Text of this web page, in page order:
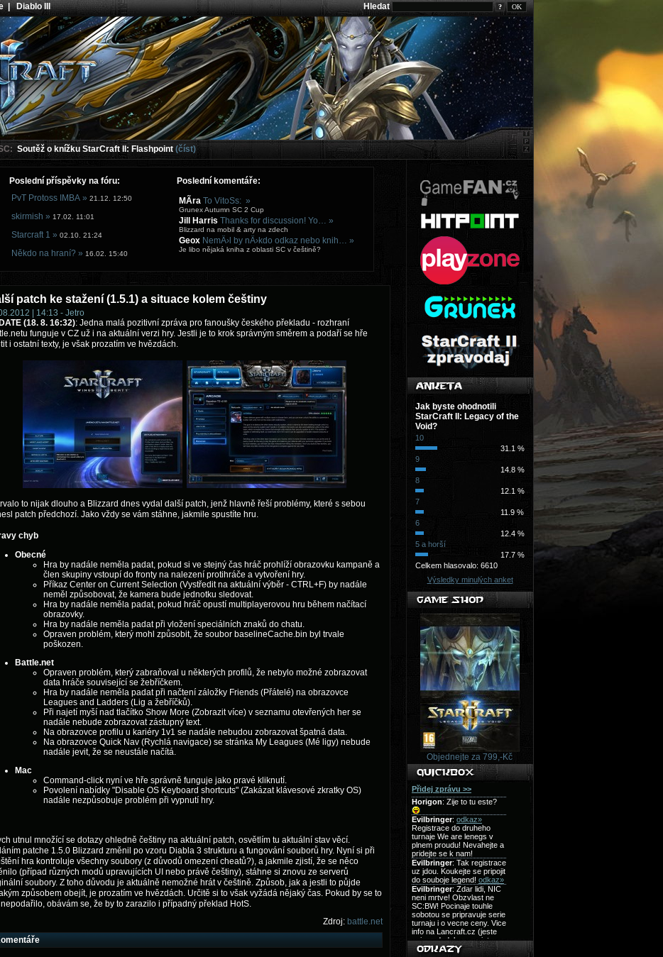
|Diablo III Hledat ?
Soutěž o knížku StarCraft II: Flashpoint (číst)
Poslední příspěvky na fóru:
Poslední komentáře:
PvT Protoss IMBA » 21.12. 12:50
skirmish » 17.02. 11:01
Starcraft 1 » 02.10. 21:24
Někdo na hraní? » 16.02. 15:40
MÃ­ra To VitoSs: »
Grunex Autumn SC 2 Cup
Jill Harris Thanks for discussion! Yo… »
Blizzard na mobil & arty na zdech
Geox NemÄ›l by nÄ›kdo odkaz nebo knih… »
Je libo nějaká kniha z oblasti SC v češtině?
patch ke stažení (1.5.1) a situace kolem češtiny
| 14:13 - Jetro
(18. 8. 16:32): Jedna malá pozitivní zpráva pro fanoušky českého překladu - rozhraní
funguje v CZ už i na aktuální verzi hry. Jestli je to krok správným směrem a podaří se hře
i ostatní texty, je však prozatím ve hvězdách.
to nijak dlouho a Blizzard dnes vydal další patch, jenž hlavně řeší problémy, které s sebou
patch předchozí. Jako vždy se vám stáhne, jakmile spustíte hru.
chyb
Obecné
Hra by nadále neměla padat, pokud si ve stejný čas hráč prohlíží obrazovku kampaně a
člen skupiny vstoupí do fronty na nalezení protihráče a vytvoření hry.
Příkaz Center on Current Selection (Vystředit na aktuální výběr - CTRL+F) by nadále
neměl způsobovat, že kamera bude jednotku sledovat.
Hra by nadále neměla padat, pokud hráč opustí multiplayerovou hru během načítací
obrazovky.
Hra by nadále neměla padat při vložení speciálních znaků do chatu.
Opraven problém, který mohl způsobit, že soubor baselineCache.bin byl trvale
poškozen.
Battle.net
Opraven problém, který zabraňoval u některých profilů, že nebylo možné zobrazovat
data hráče související se žebříčkem.
Hra by nadále neměla padat při načtení záložky Friends (Přátelé) na obrazovce
Leagues and Ladders (Lig a žebříčků).
Při najetí myší nad tlačítko Show More (Zobrazit více) v seznamu otevřených her se
nadále nebude zobrazovat zástupný text.
Na obrazovce profilu u kariéry 1v1 se nadále nebudou zobrazovat špatná data.
Na obrazovce Quick Nav (Rychlá navigace) se stránka My Leagues (Mé ligy) nebude
nadále jevit, že se neustále načítá.
Mac
Command-click nyní ve hře správně funguje jako pravé kliknutí.
Povolení nabídky "Disable OS Keyboard shortcuts" (Zakázat klávesové zkratky OS)
nadále nezpůsobuje problém při vypnutí hry.
utnul množící se dotazy ohledně češtiny na aktuální patch, osvětlím tu aktuální stav věcí.
patche 1.5.0 Blizzard změnil po vzoru Diabla 3 strukturu a fungování souborů hry. Nyní si při
hra kontroluje všechny soubory (z důvodů omezení cheatů?), a jakmile zjistí, že se něco
(případ různých modů upravujících UI nebo právě češtiny), stáhne si znovu ze serverů
soubory. Z toho důvodu je aktuálně nemožné hrát v češtině. Způsob, jak a jestli to půjde
způsobem obejít, je prozatím ve hvězdách. Určitě si to však vyžádá nějaký čas. Pokud by se to
obávám se, že by to zarazilo i případný překlad HotS.
Zdroj: battle.net
Jak byste ohodnotili
StarCraft II: Legacy of the
Void?
10
31.1 %
9
14.8 %
8
12.1 %
7
11.9 %
6
12.4 %
5 a horší
17.7 %
Celkem hlasovalo: 6610
Výsledky minulých anket
Objednejte za 799,-Kč